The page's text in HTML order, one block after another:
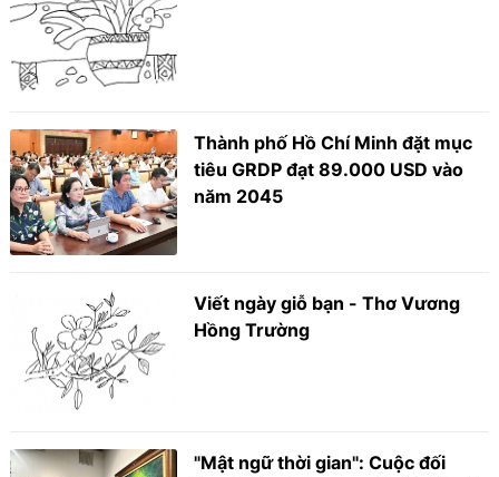
Thành phố Hồ Chí Minh đặt mục
tiêu GRDP đạt 89.000 USD vào
năm 2045
Viết ngày giỗ bạn - Thơ Vương
Hồng Trường
"Mật ngữ thời gian": Cuộc đối